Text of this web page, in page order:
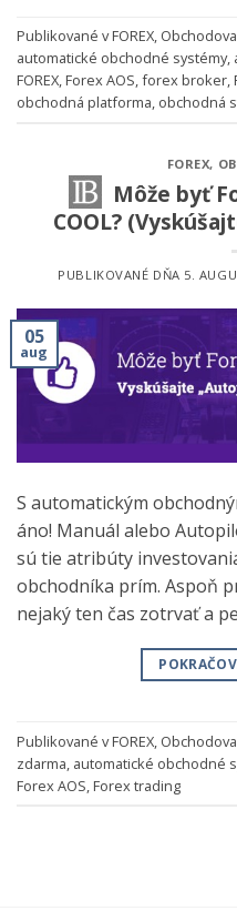
Publikované vFOREX,
automatické obchodné systémy,
FOREX,Forex AOS,forex broker,
obchodná platforma, obchodná
FOREX,
Môže byť
COOL?
PUBLIKOVANÉ DŇA 5.
05
aug
S automatickým
áno! Manuál alebo
sú tie atribúty
obchodníka prím. Aspoň
nejaký ten čas zotrvať a
Publikované vFOREX,
zdarma, automatické obchodné
Forex AOS,Forex trading